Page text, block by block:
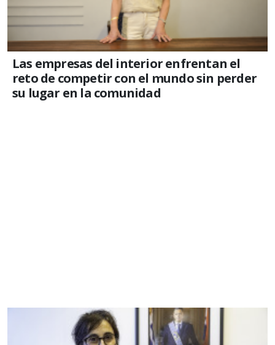
Las empresas del interior enfrentan el
reto de competir con el mundo sin perder
su lugar en la comunidad